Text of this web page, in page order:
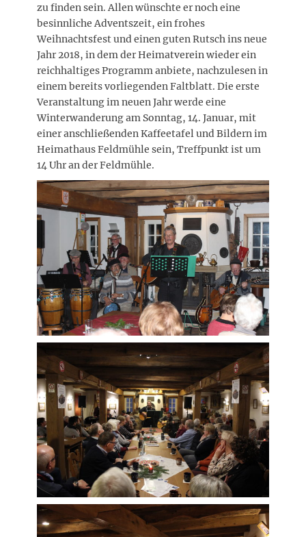
zu finden sein. Allen wünschte er noch eine
besinnliche Adventszeit, ein frohes
Weihnachtsfest und einen guten Rutsch ins neue
Jahr 2018, in dem der Heimatverein wieder ein
reichhaltiges Programm anbiete, nachzulesen in
einem bereits vorliegenden Faltblatt. Die erste
Veranstaltung im neuen Jahr werde eine
Winterwanderung am Sonntag, 14. Januar, mit
einer anschließenden Kaffeetafel und Bildern im
Heimathaus Feldmühle sein, Treffpunkt ist um
14 Uhr an der Feldmühle.